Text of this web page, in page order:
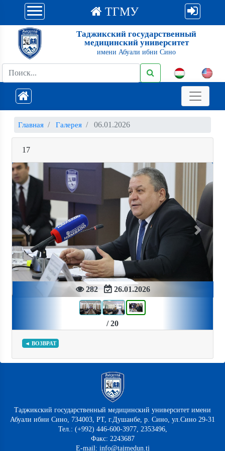
ТГМУ
Таджикский государственный
медицинский университет
имени Абуали ибни Сино
Главная Галерея 06.01.2026
17
282 26.01.2026
Previous Next
/ 20
◄ ВОЗВРАТ
Таджикский государственный медицинский университет имени
Абуали ибни Сино, 734003, РТ, г.Душанбе, р. Сино, ул.Сино 29-31
Тел.: (+992) 446-600-3977, 2353496,
Факс: 2243687
E-mail: info@tajmedun.tj